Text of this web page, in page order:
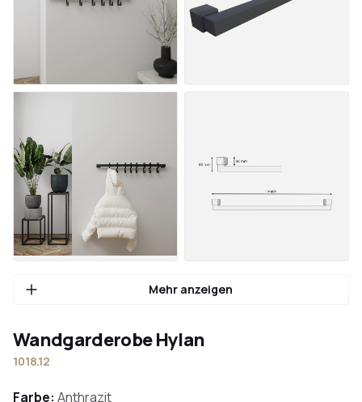
Mehr anzeigen
Wandgarderobe Hylan
1018.12
Farbe: Anthrazit